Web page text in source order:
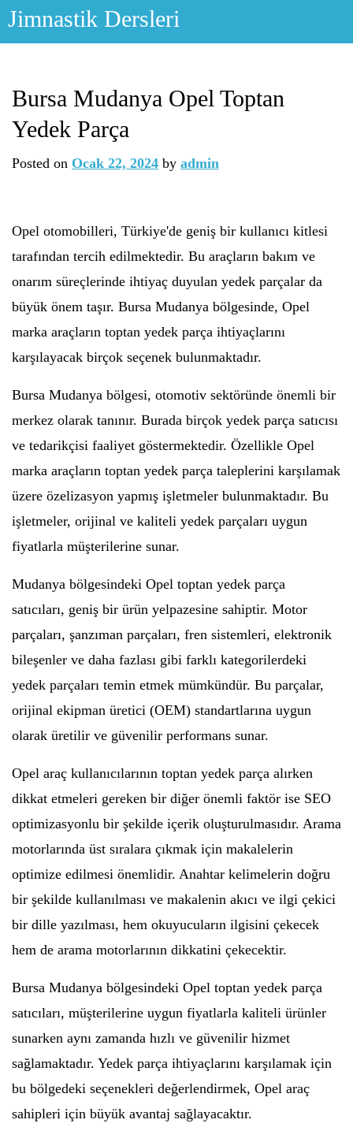
Skip
Jimnastik Dersleri
Bursa Mudanya Opel Toptan
Yedek Parça
Posted on Ocak 22, 2024 by admin
Opel otomobilleri, Türkiye'de geniş bir kullanıcı kitlesi
tarafından tercih edilmektedir. Bu araçların bakım ve
onarım süreçlerinde ihtiyaç duyulan yedek parçalar da
büyük önem taşır. Bursa Mudanya bölgesinde, Opel
marka araçların toptan yedek parça ihtiyaçlarını
karşılayacak birçok seçenek bulunmaktadır.
Bursa Mudanya bölgesi, otomotiv sektöründe önemli bir
merkez olarak tanınır. Burada birçok yedek parça satıcısı
ve tedarikçisi faaliyet göstermektedir. Özellikle Opel
marka araçların toptan yedek parça taleplerini karşılamak
üzere özelizasyon yapmış işletmeler bulunmaktadır. Bu
işletmeler, orijinal ve kaliteli yedek parçaları uygun
fiyatlarla müşterilerine sunar.
Mudanya bölgesindeki Opel toptan yedek parça
satıcıları, geniş bir ürün yelpazesine sahiptir. Motor
parçaları, şanzıman parçaları, fren sistemleri, elektronik
bileşenler ve daha fazlası gibi farklı kategorilerdeki
yedek parçaları temin etmek mümkündür. Bu parçalar,
orijinal ekipman üretici (OEM) standartlarına uygun
olarak üretilir ve güvenilir performans sunar.
Opel araç kullanıcılarının toptan yedek parça alırken
dikkat etmeleri gereken bir diğer önemli faktör ise SEO
optimizasyonlu bir şekilde içerik oluşturulmasıdır. Arama
motorlarında üst sıralara çıkmak için makalelerin
optimize edilmesi önemlidir. Anahtar kelimelerin doğru
bir şekilde kullanılması ve makalenin akıcı ve ilgi çekici
bir dille yazılması, hem okuyucuların ilgisini çekecek
hem de arama motorlarının dikkatini çekecektir.
Bursa Mudanya bölgesindeki Opel toptan yedek parça
satıcıları, müşterilerine uygun fiyatlarla kaliteli ürünler
sunarken aynı zamanda hızlı ve güvenilir hizmet
sağlamaktadır. Yedek parça ihtiyaçlarını karşılamak için
bu bölgedeki seçenekleri değerlendirmek, Opel araç
sahipleri için büyük avantaj sağlayacaktır.